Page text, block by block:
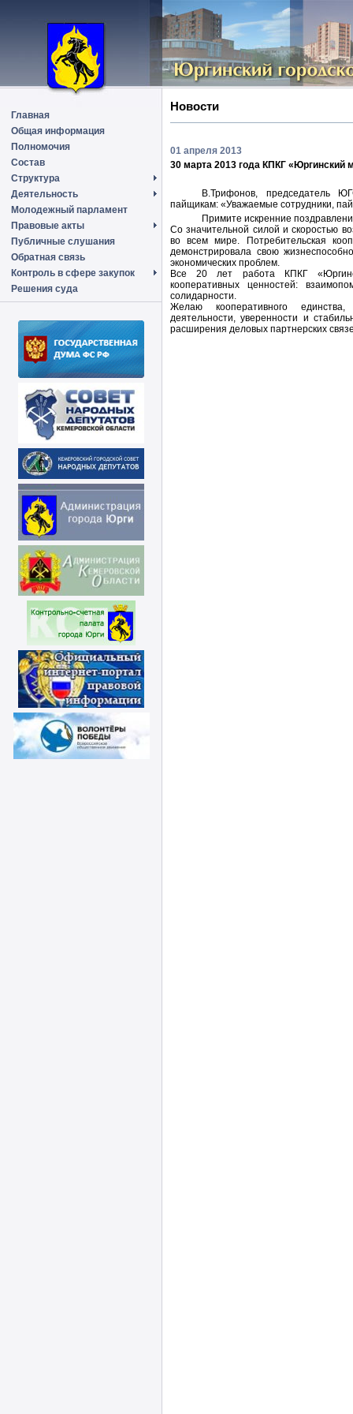
Главная
Общая информация
Полномочия
Состав
Структура
Деятельность
Молодежный парламент
Правовые акты
Публичные слушания
Обратная связь
Контроль в сфере закупок
Решения суда
Новости
01 апреля 2013
30 марта 2013 года КПКГ «Юргинский
В.Трифонов, председатель
пайщикам: «Уважаемые сотрудники,
Примите искренние
Со значительной силой и скоростью
во всем мире. Потребительская
демонстрировала свою
экономических проблем.
Все 20 лет работа КПКГ
кооперативных ценностей:
солидарности.
Желаю кооперативного единства,
деятельности, уверенности и
расширения деловых партнерских